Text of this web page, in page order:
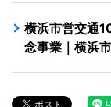
横浜市営交通
念事業｜横浜